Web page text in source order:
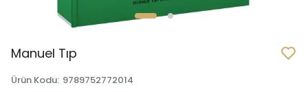
Manuel Tıp
Ürün Kodu: 9789752772014